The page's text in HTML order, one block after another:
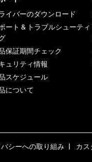
イバーのダウンロード
ート & トラブルシューティ
保証期間チェック
ュリティ情報
スケジュール
について
シーへの取り組み カス